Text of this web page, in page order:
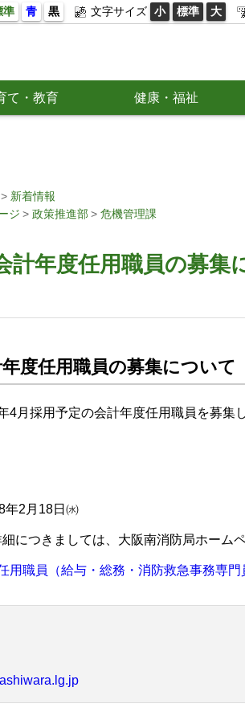
準 青 黒 文字サイズ 小 標準 大
て・教育 健康・福祉
新着情報
ジ 政策推進部 危機管理課
計年度任用職員の募集
度任用職員の募集について
4月採用予定の会計年度任用職員を募集
年2月18日㈬
につきましては、大阪南消防局ホーム
用職員（給与・総務・消防救急事務専